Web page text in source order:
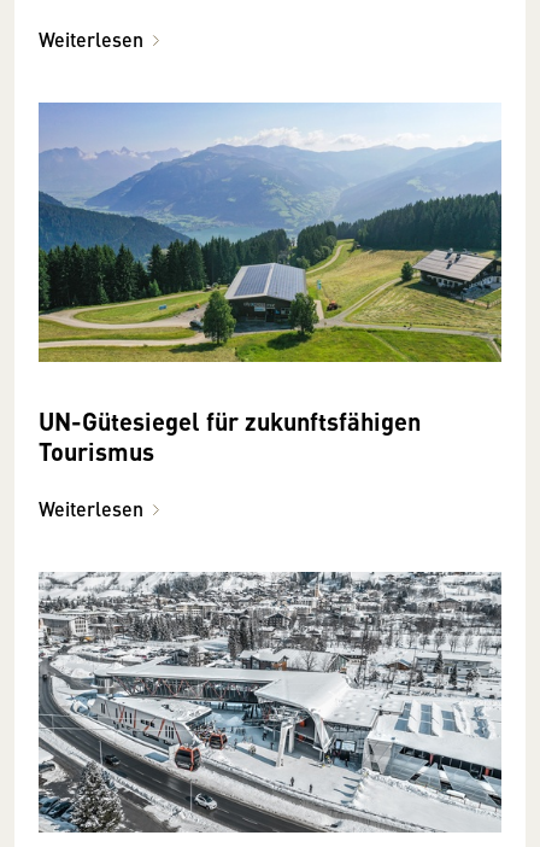
Weiterlesen
UN-Gütesiegel für zukunftsfähigen
Tourismus
Weiterlesen